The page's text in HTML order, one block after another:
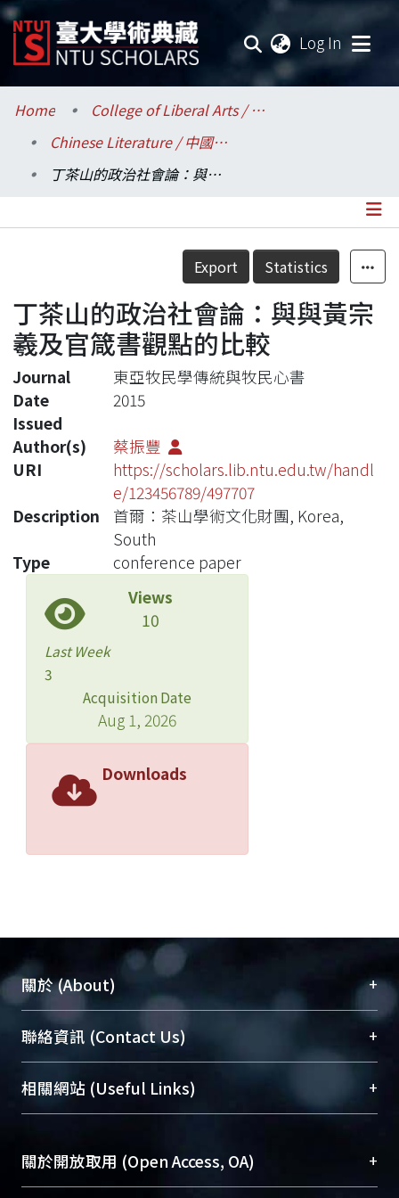
Log In
Communities & Collections
Research Outputs
Statistics
Home
College of Liberal Arts / 文學院
Chinese Literature / 中國文學系
丁茶山的政治社會論：與與黃宗羲及官箴書觀點的比較
Details
Export Statistics
丁茶山的政治社會論：與與黃宗
羲及官箴書觀點的比較
Journal
東亞牧民學傳統與牧民心書
Date
Issued
2015
Author(s)
蔡振豐
URI
https://scholars.lib.ntu.edu.tw/handl
e/123456789/497707
Description
首爾：茶山學術文化財團, Korea,
South
Type
conference paper
Views
10
Last Week
3
Acquisition Date
Aug 1, 2026
Downloads
關於 (About) +
臺大位居世界頂尖大學之列，為永久珍藏及向國際
展現本校豐碩的研究成果及學術能量，圖書館整合
機構典藏（NTUR）與學術庫（AH）不同功能平
台，成為臺大學術典藏NTU scholars。期能整合研
成果。
To permanently archive and promote researcher
聯絡資訊 (Contact Us) +
總館學科館員(Main Library)
醫學圖書館學科館員(Medical Library)
Sciences Library)
相關網站 (Useful Links) +
關於開放取用 (Open Access, OA) +